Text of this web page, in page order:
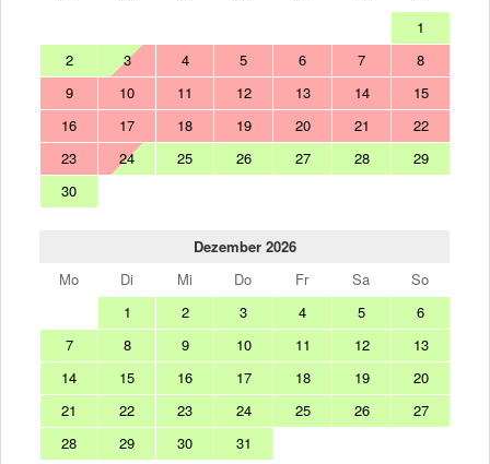
1
2
3 4 5 6 7
8
9
10 11 12 13 14
15
16
17 18 19 20 21
22
23
24 25 26 27 28
29
30
Dezember 2026
Mo
Di Mi Do Fr Sa
So
1
2 3 4 5
6
7
8 9 10 11 12
13
14
15 16 17 18 19
20
21
22 23 24 25 26
27
28
29 30 31